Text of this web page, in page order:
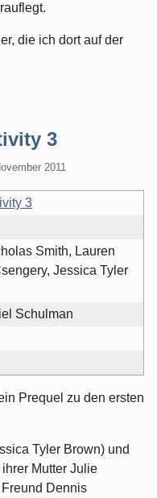
die ich dort auf der
3
2011
3
Smith, Lauren
Jessica Tyler
Schulman
Prequel zu den ersten
Tyler Brown) und
Mutter Julie
Dennis